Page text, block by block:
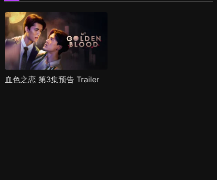
血色之恋 第3集预告 Trailer